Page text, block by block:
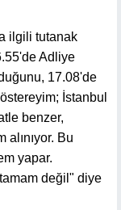
ilgili tutanak
Adliye
17.08'de
İstanbul
benzer,
Bu
yapar.
değil" diye